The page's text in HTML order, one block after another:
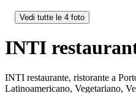
Vedi tutte le 4 foto
INTI
INTI restaurante, ristorante a
Latinoamericano, Vegetariano,